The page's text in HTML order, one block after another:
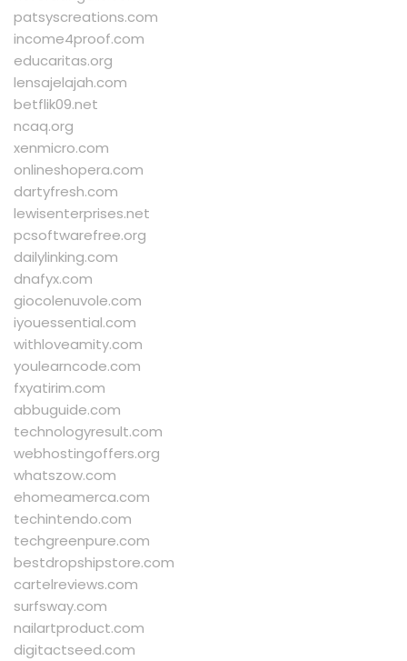
patsyscreations.com
income4proof.com
educaritas.org
lensajelajah.com
betflik09.net
ncaq.org
xenmicro.com
onlineshopera.com
dartyfresh.com
lewisenterprises.net
pcsoftwarefree.org
dailylinking.com
dnafyx.com
giocolenuvole.com
iyouessential.com
withloveamity.com
youlearncode.com
fxyatirim.com
abbuguide.com
technologyresult.com
webhostingoffers.org
whatszow.com
ehomeamerca.com
techintendo.com
techgreenpure.com
bestdropshipstore.com
cartelreviews.com
surfsway.com
nailartproduct.com
digitactseed.com